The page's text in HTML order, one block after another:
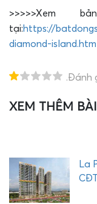
tại:https://
diamond-island.html
.Đánh
XEM THÊM
La